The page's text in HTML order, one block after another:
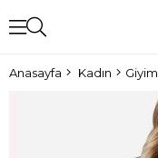
Anasayfa Kadın Giyim